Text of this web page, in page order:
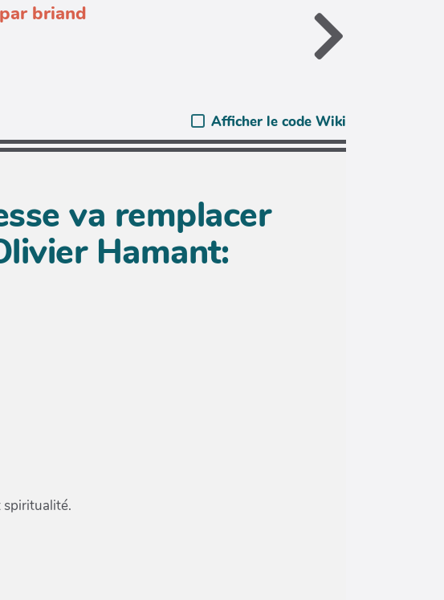
briand
Afficher le code Wiki
va remplacer
Hamant:
spiritualité.